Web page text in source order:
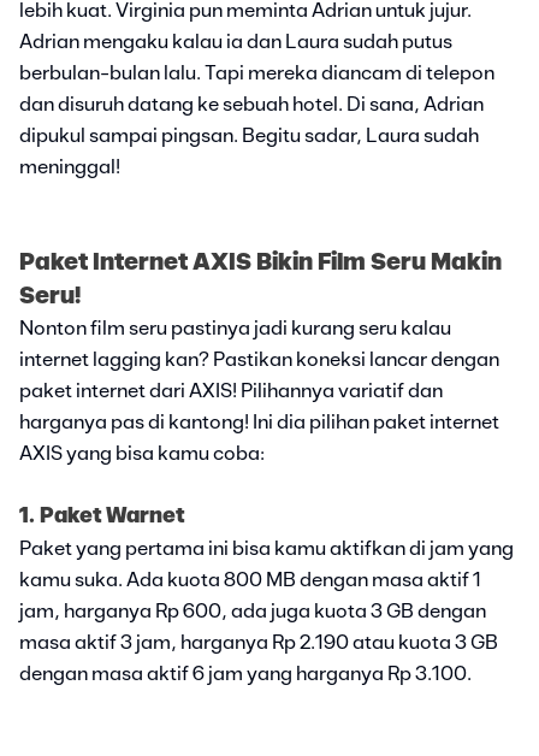
lebih kuat. Virginia pun meminta Adrian untuk jujur.
Adrian mengaku kalau ia dan Laura sudah putus
berbulan-bulan lalu. Tapi mereka diancam di telepon
dan disuruh datang ke sebuah hotel. Di sana, Adrian
dipukul sampai pingsan. Begitu sadar, Laura sudah
meninggal!
Paket Internet AXIS Bikin Film Seru Makin
Seru!
Nonton film seru pastinya jadi kurang seru kalau
internet lagging kan? Pastikan koneksi lancar dengan
paket internet dari AXIS! Pilihannya variatif dan
harganya pas di kantong! Ini dia pilihan paket internet
AXIS yang bisa kamu coba:
1. Paket Warnet
Paket yang pertama ini bisa kamu aktifkan di jam yang
kamu suka. Ada kuota 800 MB dengan masa aktif 1
jam, harganya Rp 600, ada juga kuota 3 GB dengan
masa aktif 3 jam, harganya Rp 2.190 atau kuota 3 GB
dengan masa aktif 6 jam yang harganya Rp 3.100.